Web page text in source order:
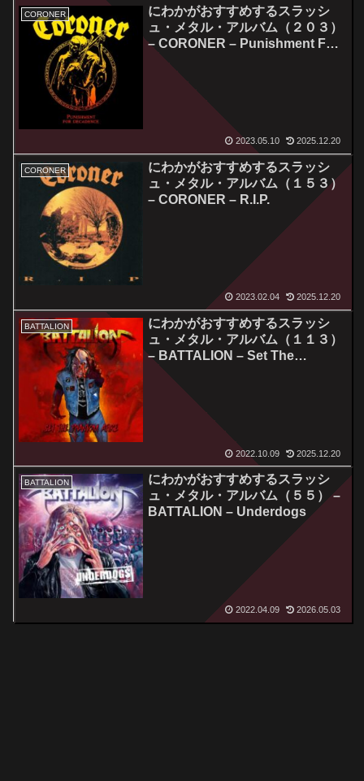
CORONER
にわかがおすすめするスラッシ
ュ・メタル・アルバム（２０３）
– CORONER – Punishment For
Decadence
2023.05.10 2025.12.20
CORONER
にわかがおすすめするスラッシ
ュ・メタル・アルバム（１５３）
– CORONER – R.I.P.
2023.02.04 2025.12.20
BATTALION
にわかがおすすめするスラッシ
ュ・メタル・アルバム（１１３）
– BATTALION – Set The
Phantom Afire
2022.10.09 2025.12.20
BATTALION
にわかがおすすめするスラッシ
ュ・メタル・アルバム（５５） –
BATTALION – Underdogs
2022.04.09 2026.05.03